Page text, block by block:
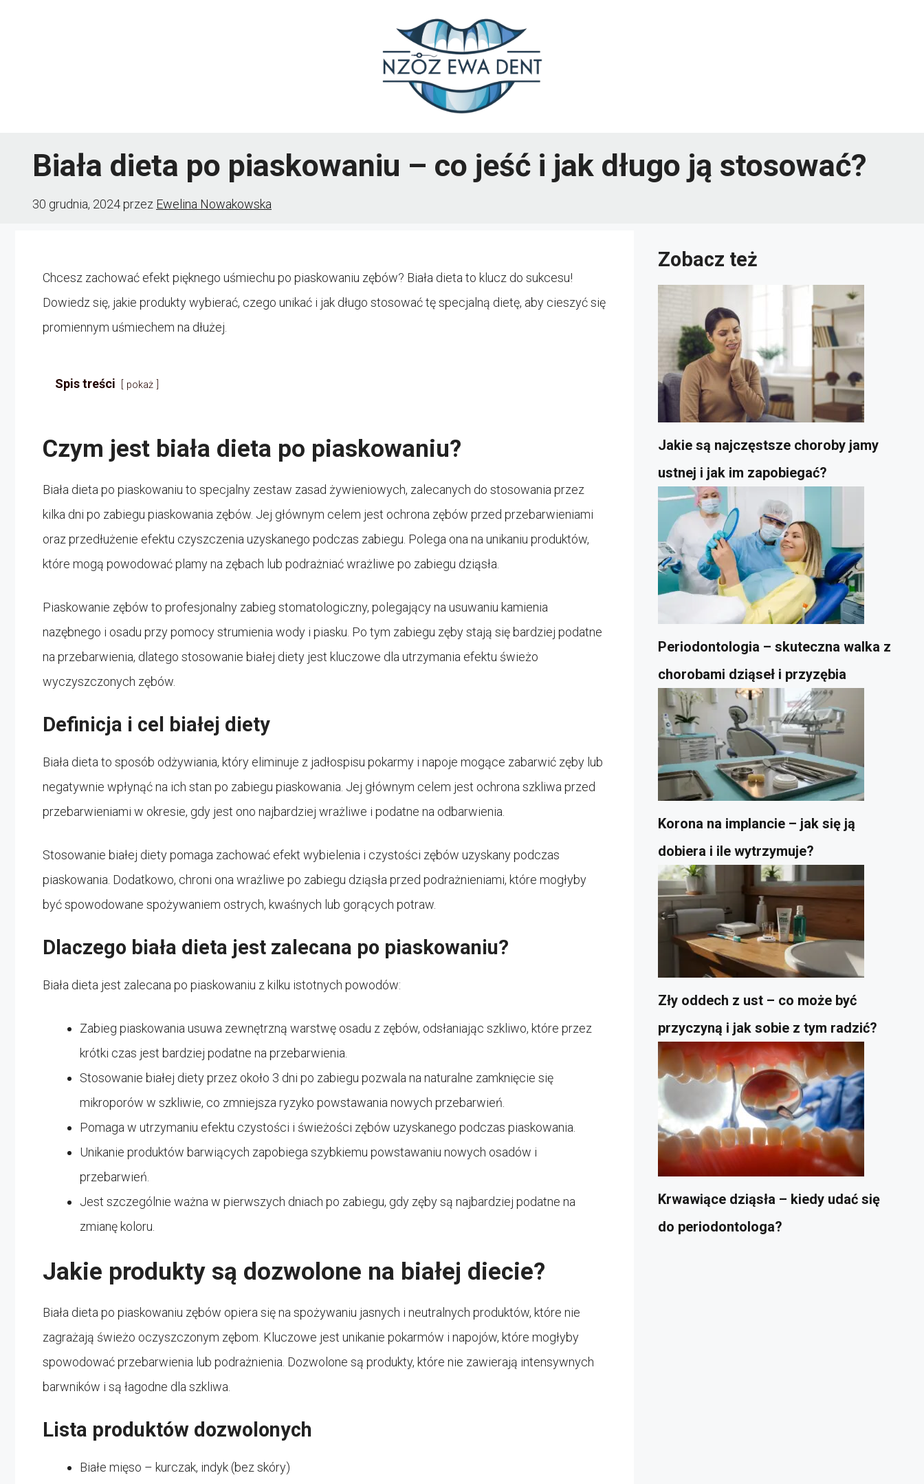
Biała dieta po piaskowaniu – co jeść i jak długo ją stosować?
30 grudnia, 2024przez Ewelina Nowakowska
Chcesz zachować efekt pięknego uśmiechu po piaskowaniu zębów? Biała dieta to klucz do sukcesu!
Dowiedz się, jakie produkty wybierać, czego unikać i jak długo stosować tę specjalną dietę, aby cieszyć się
promiennym uśmiechem na dłużej.
Spis treści pokaż
Czym jest biała dieta po piaskowaniu?
Biała dieta po piaskowaniu to specjalny zestaw zasad żywieniowych, zalecanych do stosowania przez
kilka dni po zabiegu piaskowania zębów. Jej głównym celem jest ochrona zębów przed przebarwieniami
oraz przedłużenie efektu czyszczenia uzyskanego podczas zabiegu. Polega ona na unikaniu produktów,
które mogą powodować plamy na zębach lub podrażniać wrażliwe po zabiegu dziąsła.
Piaskowanie zębów to profesjonalny zabieg stomatologiczny, polegający na usuwaniu kamienia
nazębnego i osadu przy pomocy strumienia wody i piasku. Po tym zabiegu zęby stają się bardziej podatne
na przebarwienia, dlatego stosowanie białej diety jest kluczowe dla utrzymania efektu świeżo
wyczyszczonych zębów.
Definicja i cel białej diety
Biała dieta to sposób odżywiania, który eliminuje z jadłospisu pokarmy i napoje mogące zabarwić zęby lub
negatywnie wpłynąć na ich stan po zabiegu piaskowania. Jej głównym celem jest ochrona szkliwa przed
przebarwieniami w okresie, gdy jest ono najbardziej wrażliwe i podatne na odbarwienia.
Stosowanie białej diety pomaga zachować efekt wybielenia i czystości zębów uzyskany podczas
piaskowania. Dodatkowo, chroni ona wrażliwe po zabiegu dziąsła przed podrażnieniami, które mogłyby
być spowodowane spożywaniem ostrych, kwaśnych lub gorących potraw.
Dlaczego biała dieta jest zalecana po piaskowaniu?
Biała dieta jest zalecana po piaskowaniu z kilku istotnych powodów:
Zabieg piaskowania usuwa zewnętrzną warstwę osadu z zębów, odsłaniając szkliwo, które przez
krótki czas jest bardziej podatne na przebarwienia.
Stosowanie białej diety przez około 3 dni po zabiegu pozwala na naturalne zamknięcie się
mikroporów w szkliwie, co zmniejsza ryzyko powstawania nowych przebarwień.
Pomaga w utrzymaniu efektu czystości i świeżości zębów uzyskanego podczas piaskowania.
Unikanie produktów barwiących zapobiega szybkiemu powstawaniu nowych osadów i
przebarwień.
Jest szczególnie ważna w pierwszych dniach po zabiegu, gdy zęby są najbardziej podatne na
zmianę koloru.
Jakie produkty są dozwolone na białej diecie?
Biała dieta po piaskowaniu zębów opiera się na spożywaniu jasnych i neutralnych produktów, które nie
zagrażają świeżo oczyszczonym zębom. Kluczowe jest unikanie pokarmów i napojów, które mogłyby
spowodować przebarwienia lub podrażnienia. Dozwolone są produkty, które nie zawierają intensywnych
barwników i są łagodne dla szkliwa.
Lista produktów dozwolonych
Białe mięso – kurczak, indyk (bez skóry)
Zobacz też
Jakie są najczęstsze choroby jamy
ustnej i jak im zapobiegać?
Periodontologia – skuteczna walka z
chorobami dziąseł i przyzębia
Korona na implancie – jak się ją
dobiera i ile wytrzymuje?
Zły oddech z ust – co może być
przyczyną i jak sobie z tym radzić?
Krwawiące dziąsła – kiedy udać się
do periodontologa?